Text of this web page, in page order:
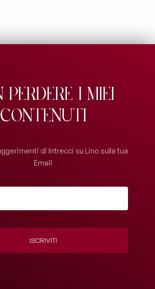
perdere i miei
contenuti
di Intrecci su Lino sulla tua
Email
ISCRIVITI